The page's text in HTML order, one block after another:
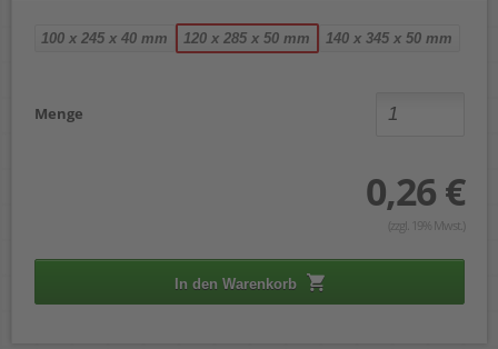
100 x 245 x 40 mm 120 x 285 x 50 mm 140 x 345 x 50 mm
Menge
0,26 €
(zzgl. 19% Mwst.)
In den Warenkorb